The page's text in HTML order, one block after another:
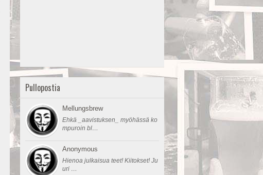
Pullopostia
Mellungsbrew
Ehkä _aavistuksen_ myöhässä ko
mpuroin bl…
Anonymous
Hienoa julkaisua teet! Kiitokset! Ju
uri …